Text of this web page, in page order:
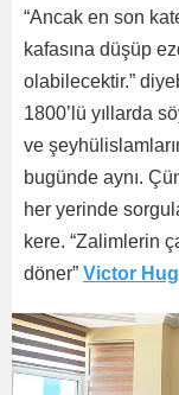
“Ancak en son
kafasına düşüp
olabilecektir.”
1800’lü yıllarda
ve
bugünde aynı.
her yerinde
kere. “Zalimlerin
döner” Victor